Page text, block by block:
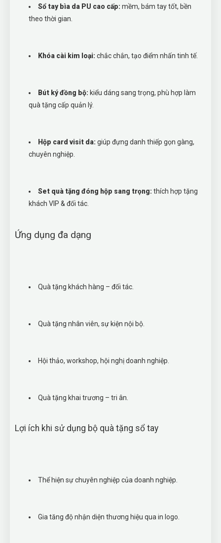
Sổ tay bìa da PU cao cấp: mềm, bám tay tốt, bền
theo thời gian.
Khóa cài kim loại: chắc chắn, tạo điểm nhấn tinh tế.
Bút ký đồng bộ: kiểu dáng sang trọng, phù hợp làm
quà tặng cấp quản lý.
Hộp card visit da: giúp đựng danh thiếp gọn gàng,
chuyên nghiệp.
Set quà tặng đóng hộp sang trọng: thích hợp tặng
khách VIP & đối tác.
Ứng dụng đa dạng
Quà tặng khách hàng – đối tác.
Quà tặng nhân viên, sự kiện nội bộ.
Hội thảo, workshop, hội nghị doanh nghiệp.
Quà tặng khai trương – tri ân.
Lợi ích khi sử dụng bộ quà tặng sổ tay
Thể hiện sự chuyên nghiệp của doanh nghiệp.
Gia tăng độ nhận diện thương hiệu qua in logo.